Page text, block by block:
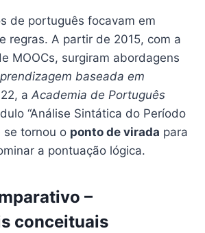
de português focavam em
regras. A partir de 2015, com a
MOOCs, surgiram abordagens
baseada em
a Academia de Português
“Análise Sintática do Período
se tornou o ponto de virada para
a pontuação lógica.
–
conceituais